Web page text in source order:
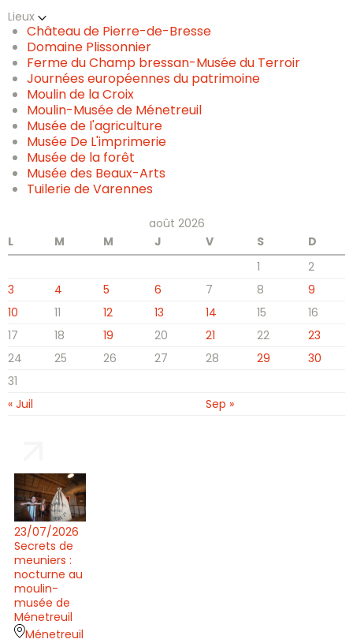
Lieux
Château de Pierre-de-Bresse
Domaine Plissonnier
Ferme du Champ bressan-Musée du Terroir
Journées européennes du patrimoine
Moulin de la Croix
Moulin-Musée de Ménetreuil
Musée de l'agriculture
Musée De L'imprimerie
Musée de la forêt
Musée des Beaux-Arts
Tuilerie de Varennes
août 2026
L
M M J V S
D
1
2
3
4 5 6 7 8
9
10
11 12 13 14 15
16
17
18 19 20 21 22
23
24
25 26 27 28 29
30
31
« Juil
Sep »
23/07/2026
Secrets de
meuniers :
nocturne au
moulin-
musée de
Ménetreuil
Ménetreuil